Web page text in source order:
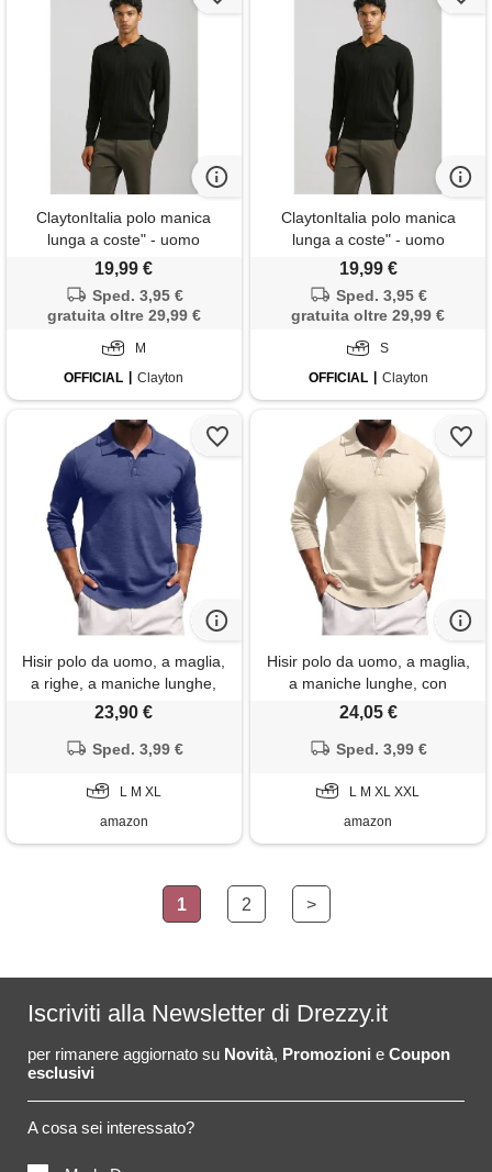
ClaytonItalia polo manica
lunga a coste" - uomo
19,99 €
Sped. 3,95 €
gratuita oltre 29,99 €
M
OFFICIAL
Clayton
ClaytonItalia polo manica
lunga a coste" - uomo
19,99 €
Sped. 3,95 €
gratuita oltre 29,99 €
S
OFFICIAL
Clayton
Hisir polo da uomo, a maglia,
a righe, a maniche lunghe,
con colletto polo, basic, tinta
unita, per lavoro, autunno,
inverno, denim blu, xl
23,90 €
Sped. 3,99 €
L M XL
amazon
Hisir polo da uomo, a maglia,
a maniche lunghe, con
colletto polo, basic, tinta unita,
per lavoro, autunno, inverno,
kaki chiaro, l
24,05 €
Sped. 3,99 €
L M XL XXL
amazon
1 2 >
Iscriviti alla Newsletter di Drezzy.it
per rimanere aggiornato su Novità, Promozioni e Coupon
esclusivi
A cosa sei interessato?